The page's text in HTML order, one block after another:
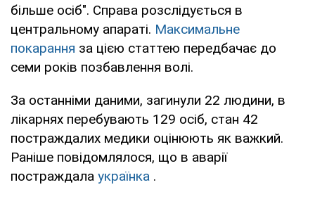
більше осіб". Справа розслідується в
центральному апараті. Максимальне
покарання за цією статтею передбачає до
семи років позбавлення волі.
За останніми даними, загинули 22 людини, в
лікарнях перебувають 129 осіб, стан 42
постраждалих медики оцінюють як важкий.
Раніше повідомлялося, що в аварії
постраждала українка .